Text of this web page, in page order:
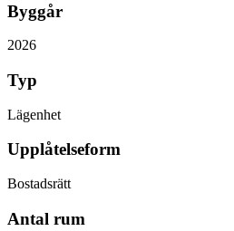
Byggår
2026
Typ
Lägenhet
Upplåtelseform
Bostadsrätt
Antal rum